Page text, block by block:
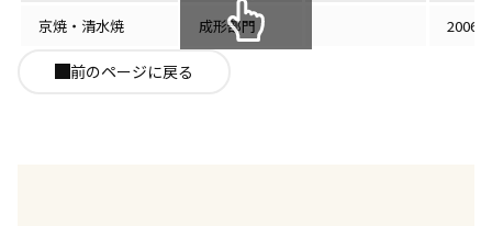
京焼・清水焼 成形部門 2006
前のページに戻る